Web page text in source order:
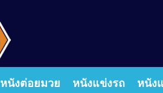
หนังต่อยมวย หนังแข่งรถ หนัง